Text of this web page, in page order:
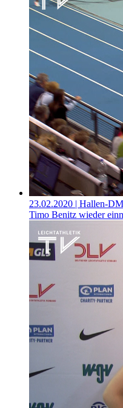
23.02.2020 | Hallen-
Timo Benitz wieder